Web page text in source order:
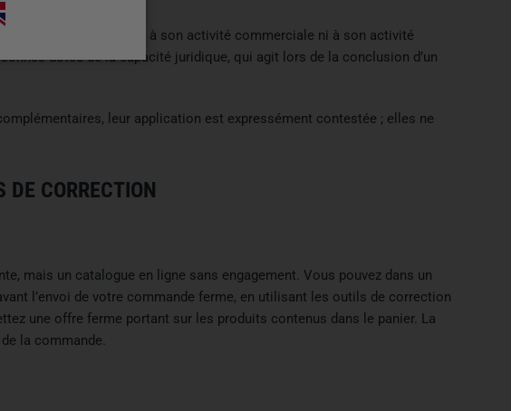
principalement ni à son activité commerciale ni à son activité
dotée de la capacité juridique, qui agit lors de la conclusion d’un
leur application est expressément contestée ; elles ne
CORRECTION
mais un catalogue en ligne sans engagement. Vous pouvez dans un
l’envoi de votre commande ferme, en utilisant les outils de correction
une offre ferme portant sur les produits contenus dans le panier. La
la commande.